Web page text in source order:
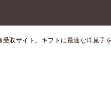
取サイト。ギフトに最適な洋菓子